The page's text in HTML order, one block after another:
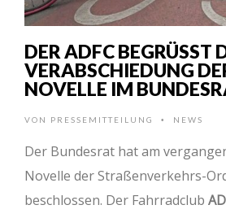
DER ADFC BEGRÜSST
ERABSCHIEDUNG
OVELLE IM
VON PRESSEMITTEILUNG • NEWS
Der Bundesrat hat am
Novelle der Straßenverkehrs-
beschlossen. Der Fahrradclub